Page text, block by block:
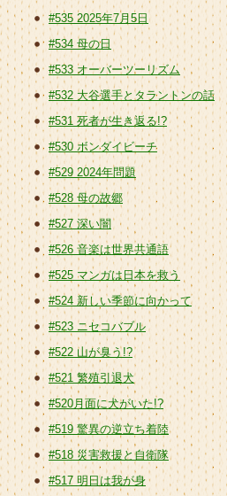
#535 2025年7月5日
#534 母の日
#533 オーバーツーリズム
#532 大谷選手とタラントンの話
#531 死者が生き返る!?
#530 ボンダイビーチ
#529 2024年問題
#528 母の故郷
#527 深い闇
#526 音楽は世界共通語
#525 マンガは日本を救う
#524 新しい季節に向かって
#523 ニセコバブル
#522 山が臭う!?
#521 繁殖引退犬
#520月面に犬がいた!?
#519 驚異の逆立ち着陸
#518 災害救援と自衛隊
#517 明日は我が身